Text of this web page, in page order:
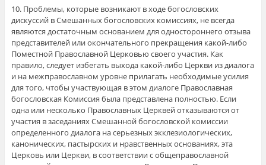
10. Проблемы, которые возникают в ходе богословских
дискуссий в Смешанных богословских комиссиях, не всегда
являются достаточным основанием для одностороннего отзыва
представителей или окончательного прекращения какой-либо
Поместной Православной Церковью своего участия. Как
правило, следует избегать выхода какой-либо Церкви из диалога
и на межправославном уровне прилагать необходимые усилия
для того, чтобы участвующая в этом диалоге Православная
богословская Комиссия была представлена полностью. Если
одна или несколько Православных Церквей отказываются от
участия в заседаниях Смешанной богословской комиссии
определенного диалога на серьезных экклезиологических,
канонических, пастырских и нравственных основаниях, эта
Церковь или Церкви, в соответствии с общеправославной